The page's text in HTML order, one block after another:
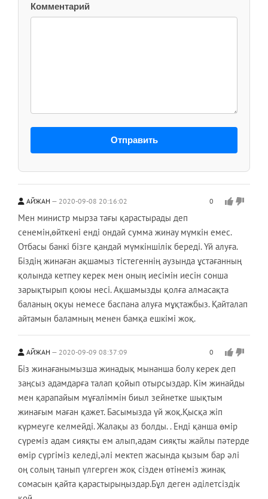
Комментарий
Отправить
АЙЖАН 2020-09-08 20:16:02 0
Мен министр мырза тағы қарастырады деп
сенемін,өйткені енді ондай сумма жинау мүмкін емес.
Отбасы банкі бізге қандай мүмкіншілік береді. Үй алуға.
Біздің жинаған ақшамыз тістегеннің аузында ұстағанның
қолында кетпеу керек мен оның иесімін иесін сонша
зарықтырып қоюы несі. Ақшамызды қолға алмасақта
баланың оқуы немесе баспана алуға мұқтажбыз. Қайталап
айтамын баламның менен бамқа ешкімі жоқ.
АЙЖАН 2020-09-09 08:37:09 0
Біз жинағанымызша жинадық мынанша болу керек деп
заңсыз адамдарға талап қойып отырсыздар. Кім жинайды
мен қарапайым мұғаліммін биыл зейнетке шықтым
жинағым маған қажет. Басымызда үй жоқ.Қысқа жіп
күрмеуге келмейді. Жалақы аз болды. . Енді қанша өмір
сүреміз адам сияқты ем алып,адам сияқты жайлы пәтерде
өмір сүргіміз келеді,әлі мектеп жасында қызым бар әлі
оң солың танып үлгерген жоқ сізден өтінеміз жинақ
сомасын қайта қарастырыңыздар.Бұл деген әділетсіздік